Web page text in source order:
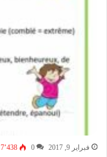
فبراير 9, 2017 0 7٬438